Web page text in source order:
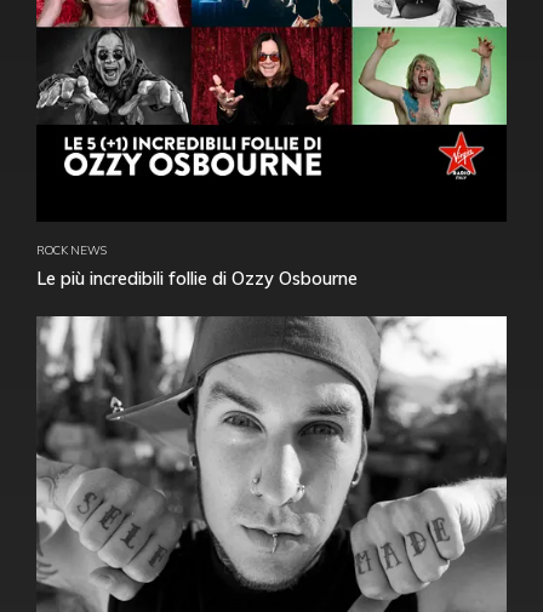
ROCK NEWS
Le più incredibili follie di Ozzy Osbourne